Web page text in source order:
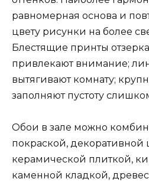
равномерная основа и
цвету рисунки на более
Блестящие принты
привлекают внимание;
вытягивают комнату;
заполняют пустоту
Обои в зале можно
покраской, декоративной
керамической плиткой,
каменной кладкой,